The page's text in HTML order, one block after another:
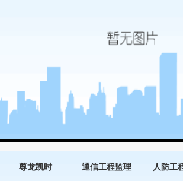
尊龙凯时 通信工程监理 人防工